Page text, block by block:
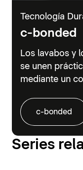
Tecnología
c-bonded
Los lavabos y
se unen
mediante un
c-bonded
Series